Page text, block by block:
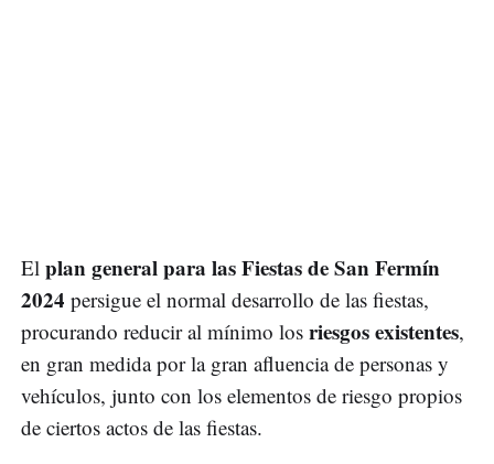
El plan general para las Fiestas de San Fermín
2024 persigue el normal desarrollo de las fiestas,
procurando reducir al mínimo los riesgos existentes,
en gran medida por la gran afluencia de personas y
vehículos, junto con los elementos de riesgo propios
de ciertos actos de las fiestas.